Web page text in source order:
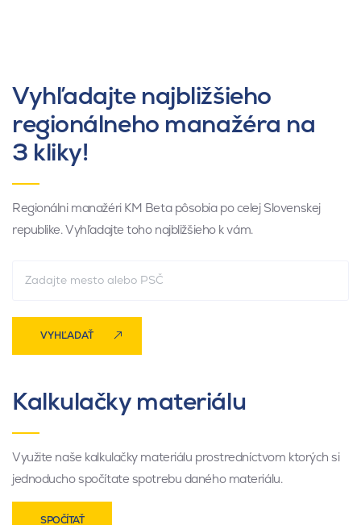
Vyhľadajte najbližšieho
regionálneho manažéra na
3 kliky!
Regionálni manažéri KM Beta pôsobia po celej Slovenskej
republike. Vyhľadajte toho najbližšieho k vám.
VYHĽADAŤ
Kalkulačky materiálu
Využite naše kalkulačky materiálu prostredníctvom ktorých si
jednoducho spočítate spotrebu daného materiálu.
SPOČÍTAŤ